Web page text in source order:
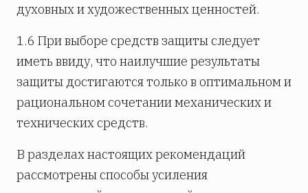
духовных и художественных ценностей.
1.6 При выборе средств защиты следует
иметь ввиду, что наилучшие результаты
защиты достигаются только в оптимальном и
рациональном сочетании механических и
технических средств.
В разделах настоящих рекомендаций
рассмотрены способы усиления